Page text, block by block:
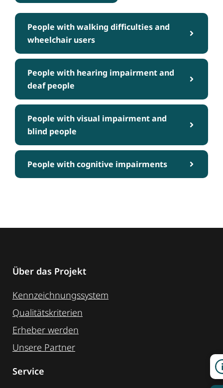
People with walking difficulties and
wheelchair users
People with hearing impairment and
deaf people
People with visual impairment and
blind people
People with cognitive impairments
Über das Projekt
Kennzeichnungssystem
Qualitätskriterien
Erheber werden
Unsere Partner
Service